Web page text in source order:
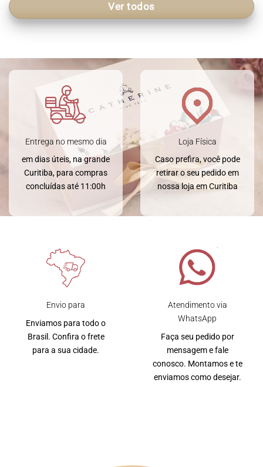
Ver todos
Entrega no mesmo dia
em dias úteis, na grande
Curitiba, para compras
concluídas até 11:00h
Loja Física
Caso prefira, você pode
retirar o seu pedido em
nossa loja em Curitiba
Envio para
Enviamos para todo o
Brasil. Confira o frete
para a sua cidade.
Atendimento via
WhatsApp
Faça seu pedido por
mensagem e fale
conosco. Montamos e te
enviamos como desejar.